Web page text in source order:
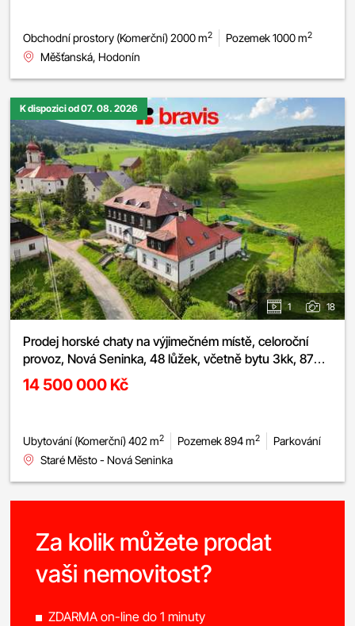
Obchodní prostory (Komerční) 2000 m2 Pozemek 1000 m2
Měšťanská, Hodonín
K dispozici od 07. 08. 2026
1 18
Prodej horské chaty na výjimečném místě, celoroční
provoz, Nová Seninka, 48 lůžek, včetně bytu 3kk, 87
m
, krásný pozemek
14 500 000 Kč
Ubytování (Komerční) 402 m2 Pozemek 894 m2
Parkování
Staré Město - Nová Seninka
Za kolik můžete prodat
vaši nemovitost?
ZDARMA on-line do 1 minuty